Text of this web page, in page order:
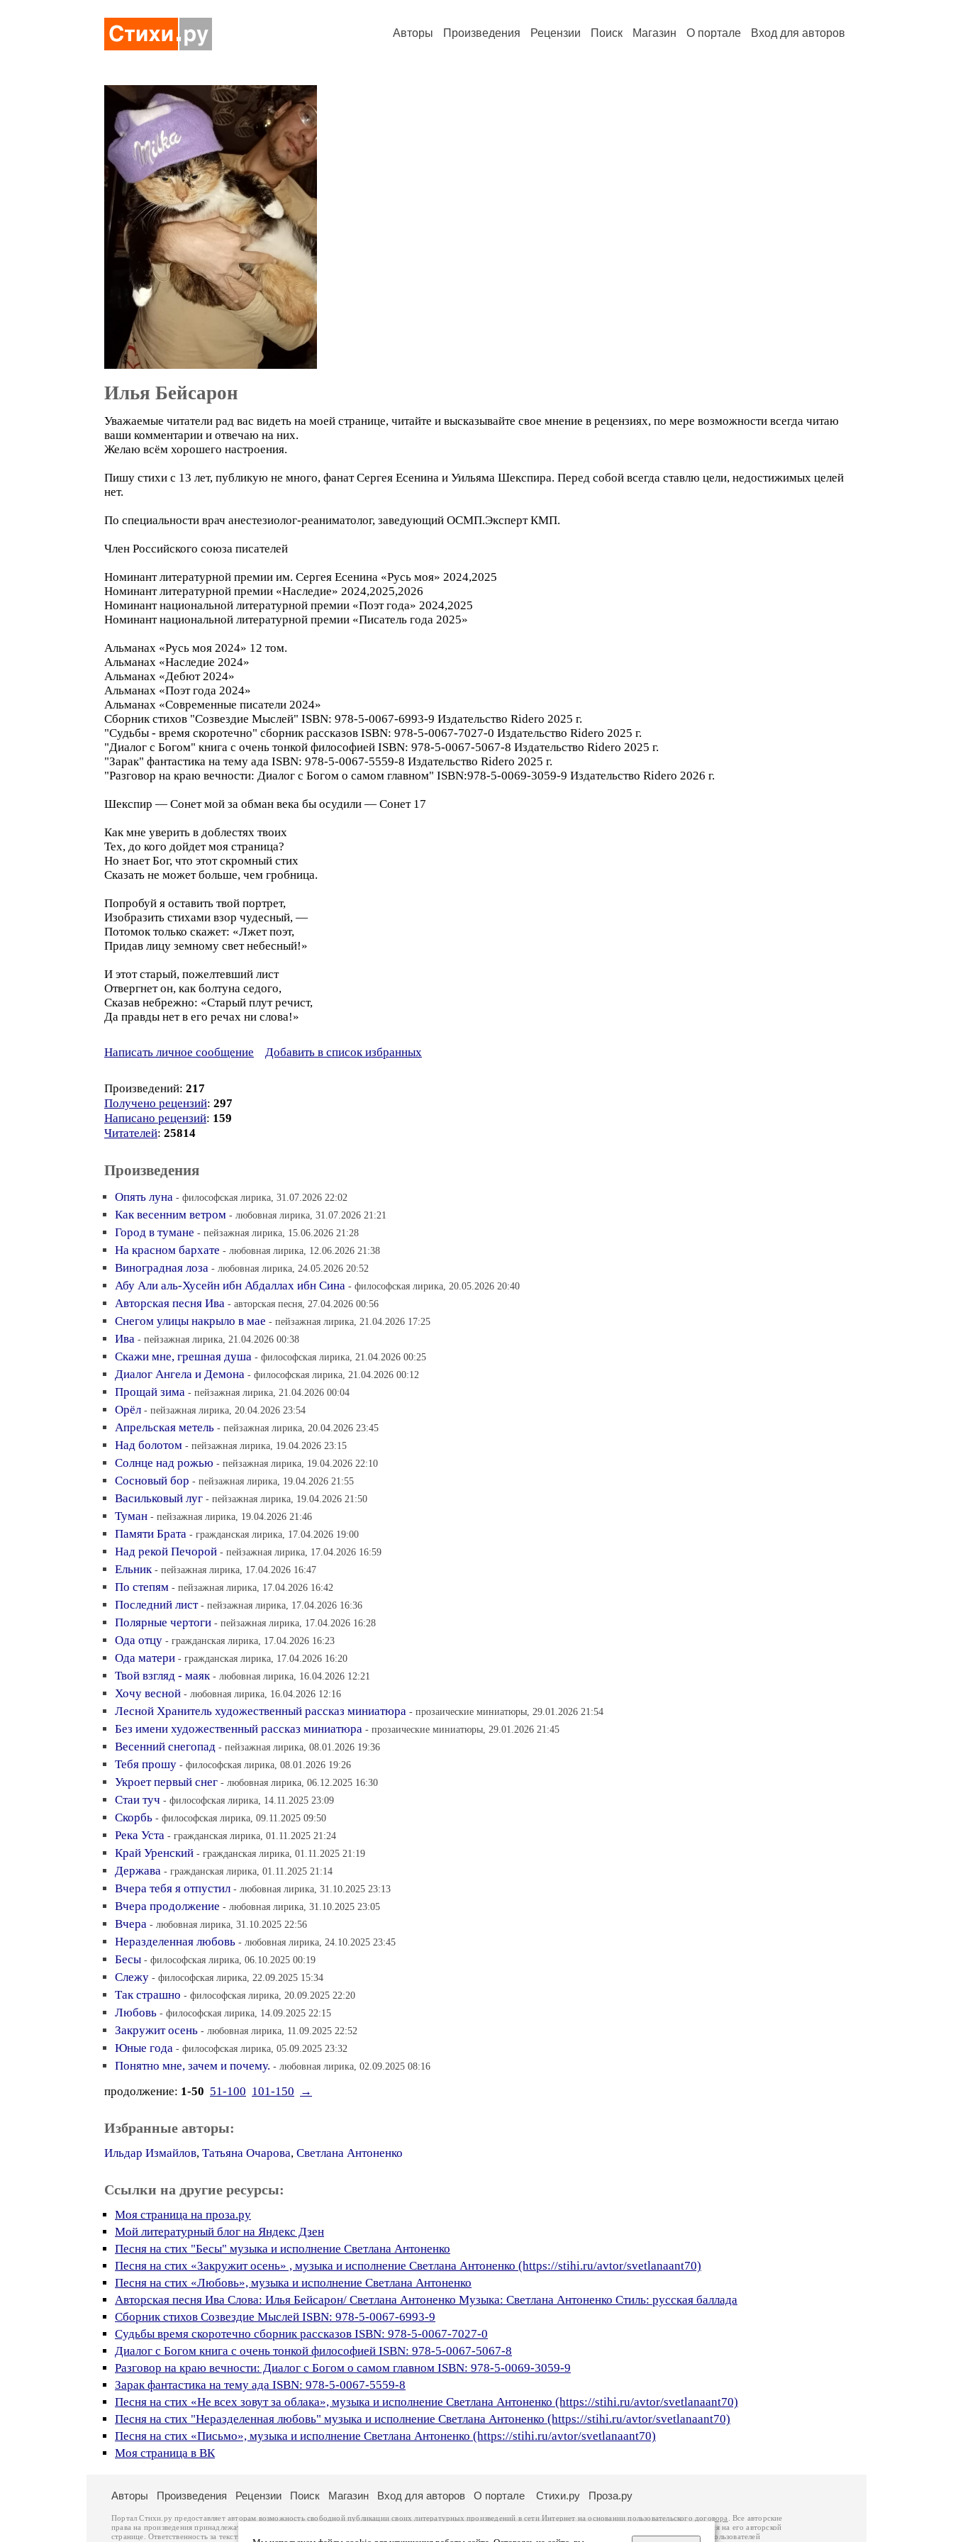
Авторы Произведения Рецензии Поиск Магазин О портале Вход для авторов
Илья Бейсарон
Уважаемые читатели рад вас видеть на моей странице, читайте и высказывайте свое мнение в рецензиях, по мере возможности всегда читаю
ваши комментарии и отвечаю на них.
Желаю всём хорошего настроения.
Пишу стихи с 13 лет, публикую не много, фанат Сергея Есенина и Уильяма Шекспира. Перед собой всегда ставлю цели, недостижимых целей
нет.
По специальности врач анестезиолог-реаниматолог, заведующий ОСМП.Эксперт КМП.
Член Российского союза писателей
Номинант литературной премии им. Сергея Есенина «Русь моя» 2024,2025
Номинант литературной премии «Наследие» 2024,2025,2026
Номинант национальной литературной премии «Поэт года» 2024,2025
Номинант национальной литературной премии «Писатель года 2025»
Альманах «Русь моя 2024» 12 том.
Альманах «Наследие 2024»
Альманах «Дебют 2024»
Альманах «Поэт года 2024»
Альманах «Современные писатели 2024»
Сборник стихов "Созвездие Мыслей" ISBN: 978-5-0067-6993-9 Издательство Ridero 2025 г.
"Судьбы - время скоротечно" сборник рассказов ISBN: 978-5-0067-7027-0 Издательство Ridero 2025 г.
"Диалог с Богом" книга с очень тонкой философией ISBN: 978-5-0067-5067-8 Издательство Ridero 2025 г.
"Зарак" фантастика на тему ада ISBN: 978-5-0067-5559-8 Издательство Ridero 2025 г.
"Разговор на краю вечности: Диалог с Богом о самом главном" ISBN:978-5-0069-3059-9 Издательство Ridero 2026 г.
Шекспир — Сонет мой за обман века бы осудили — Сонет 17
Как мне уверить в доблестях твоих
Тех, до кого дойдет моя страница?
Но знает Бог, что этот скромный стих
Сказать не может больше, чем гробница.
Попробуй я оставить твой портрет,
Изобразить стихами взор чудесный, —
Потомок только скажет: «Лжет поэт,
Придав лицу земному свет небесный!»
И этот старый, пожелтевший лист
Отвергнет он, как болтуна седого,
Сказав небрежно: «Старый плут речист,
Да правды нет в его речах ни слова!»
Написать личное сообщение Добавить в список избранных
Произведений: 217
Получено рецензий: 297
Написано рецензий: 159
Читателей: 25814
Произведения
Опять луна - философская лирика, 31.07.2026 22:02
Как весенним ветром - любовная лирика, 31.07.2026 21:21
Город в тумане - пейзажная лирика, 15.06.2026 21:28
На красном бархате - любовная лирика, 12.06.2026 21:38
Виноградная лоза - любовная лирика, 24.05.2026 20:52
Абу Али аль-Хусейн ибн Абдаллах ибн Сина - философская лирика, 20.05.2026 20:40
Авторская песня Ива - авторская песня, 27.04.2026 00:56
Снегом улицы накрыло в мае - пейзажная лирика, 21.04.2026 17:25
Ива - пейзажная лирика, 21.04.2026 00:38
Скажи мне, грешная душа - философская лирика, 21.04.2026 00:25
Диалог Ангела и Демона - философская лирика, 21.04.2026 00:12
Прощай зима - пейзажная лирика, 21.04.2026 00:04
Орёл - пейзажная лирика, 20.04.2026 23:54
Апрельская метель - пейзажная лирика, 20.04.2026 23:45
Над болотом - пейзажная лирика, 19.04.2026 23:15
Солнце над рожью - пейзажная лирика, 19.04.2026 22:10
Сосновый бор - пейзажная лирика, 19.04.2026 21:55
Васильковый луг - пейзажная лирика, 19.04.2026 21:50
Туман - пейзажная лирика, 19.04.2026 21:46
Памяти Брата - гражданская лирика, 17.04.2026 19:00
Над рекой Печорой - пейзажная лирика, 17.04.2026 16:59
Ельник - пейзажная лирика, 17.04.2026 16:47
По степям - пейзажная лирика, 17.04.2026 16:42
Последний лист - пейзажная лирика, 17.04.2026 16:36
Полярные чертоги - пейзажная лирика, 17.04.2026 16:28
Ода отцу - гражданская лирика, 17.04.2026 16:23
Ода матери - гражданская лирика, 17.04.2026 16:20
Твой взгляд - маяк - любовная лирика, 16.04.2026 12:21
Хочу весной - любовная лирика, 16.04.2026 12:16
Лесной Хранитель художественный рассказ миниатюра - прозаические миниатюры, 29.01.2026 21:54
Без имени художественный рассказ миниатюра - прозаические миниатюры, 29.01.2026 21:45
Весенний снегопад - пейзажная лирика, 08.01.2026 19:36
Тебя прошу - философская лирика, 08.01.2026 19:26
Укроет первый снег - любовная лирика, 06.12.2025 16:30
Стаи туч - философская лирика, 14.11.2025 23:09
Скорбь - философская лирика, 09.11.2025 09:50
Река Уста - гражданская лирика, 01.11.2025 21:24
Край Уренский - гражданская лирика, 01.11.2025 21:19
Держава - гражданская лирика, 01.11.2025 21:14
Вчера тебя я отпустил - любовная лирика, 31.10.2025 23:13
Вчера продолжение - любовная лирика, 31.10.2025 23:05
Вчера - любовная лирика, 31.10.2025 22:56
Неразделенная любовь - любовная лирика, 24.10.2025 23:45
Бесы - философская лирика, 06.10.2025 00:19
Слежу - философская лирика, 22.09.2025 15:34
Так страшно - философская лирика, 20.09.2025 22:20
Любовь - философская лирика, 14.09.2025 22:15
Закружит осень - любовная лирика, 11.09.2025 22:52
Юные года - философская лирика, 05.09.2025 23:32
Понятно мне, зачем и почему. - любовная лирика, 02.09.2025 08:16
продолжение: 1-50 51-100 101-150 →
Избранные авторы:
Ильдар Измайлов, Татьяна Очарова, Светлана Антоненко
Ссылки на другие ресурсы:
Моя страница на проза.ру
Мой литературный блог на Яндекс Дзен
Песня на стих "Бесы" музыка и исполнение Светлана Антоненко
Песня на стих «Закружит осень» , музыка и исполнение Светлана Антоненко (https://stihi.ru/avtor/svetlanaant70)
Песня на стих «Любовь», музыка и исполнение Светлана Антоненко
Авторская песня Ива Слова: Илья Бейсарон/ Светлана Антоненко Музыка: Светлана Антоненко Стиль: русская баллада
Сборник стихов Созвездие Мыслей ISBN: 978-5-0067-6993-9
Судьбы время скоротечно сборник рассказов ISBN: 978-5-0067-7027-0
Диалог с Богом книга с очень тонкой философией ISBN: 978-5-0067-5067-8
Разговор на краю вечности: Диалог с Богом о самом главном ISBN: 978-5-0069-3059-9
Зарак фантастика на тему ада ISBN: 978-5-0067-5559-8
Песня на стих «Не всех зовут за облака», музыка и исполнение Светлана Антоненко (https://stihi.ru/avtor/svetlanaant70)
Песня на стих "Неразделенная любовь" музыка и исполнение Светлана Антоненко (https://stihi.ru/avtor/svetlanaant70)
Песня на стих «Письмо», музыка и исполнение Светлана Антоненко (https://stihi.ru/avtor/svetlanaant70)
Моя страница в ВК
Авторы Произведения Рецензии Поиск Магазин Вход для авторов О портале Стихи.ру Проза.ру
Портал Стихи.ру предоставляет авторам возможность свободной публикации своих литературных произведений в сети Интернет на основаниипользовательского договора
. Все авторские
права на произведения принадлежат авторам и охраняются
. Перепечатка произведений возможна только с согласия его автора, к которому вы можете обратиться на его авторской
странице. Ответственность за тексты произведений авторы несут самостоятельно на основании
законодательства Российской Федерации. Данные пользователей